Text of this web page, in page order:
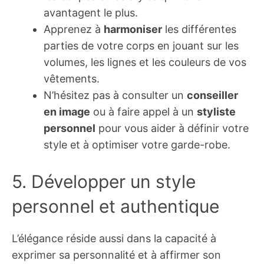
avantagent le plus.
Apprenez à harmoniser les différentes
parties de votre corps en jouant sur les
volumes, les lignes et les couleurs de vos
vêtements.
N’hésitez pas à consulter un conseiller
en image ou à faire appel à un styliste
personnel pour vous aider à définir votre
style et à optimiser votre garde-robe.
5. Développer un style
personnel et authentique
L’élégance réside aussi dans la capacité à
exprimer sa personnalité et à affirmer son